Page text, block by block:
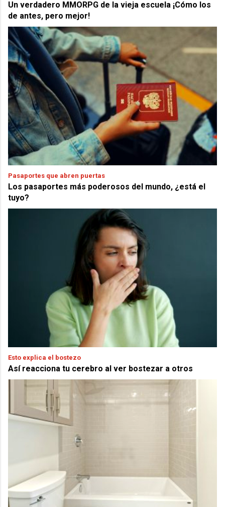
Un verdadero MMORPG de la vieja escuela ¡Cómo los
de antes, pero mejor!
Pasaportes que abren puertas
Los pasaportes más poderosos del mundo, ¿está el
tuyo?
Esto explica el bostezo
Así reacciona tu cerebro al ver bostezar a otros